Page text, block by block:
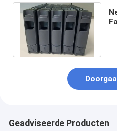
Geadviseerde Producten